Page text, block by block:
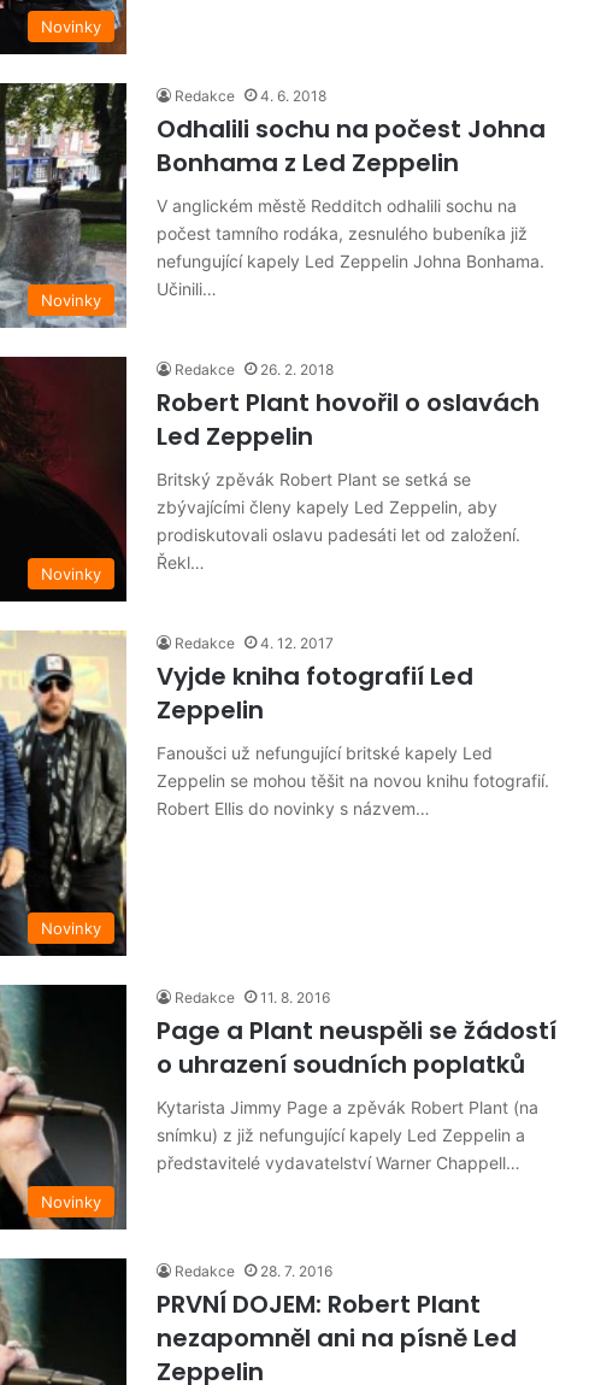
Novinky
Novinky
Redakce 4. 6. 2018
Odhalili sochu na počest Johna
Bonhama z Led Zeppelin
V anglickém městě Redditch odhalili sochu na
počest tamního rodáka, zesnulého bubeníka již
nefungující kapely Led Zeppelin Johna Bonhama.
Učinili…
Novinky
Redakce 26. 2. 2018
Robert Plant hovořil o oslavách
Led Zeppelin
Britský zpěvák Robert Plant se setká se
zbývajícími členy kapely Led Zeppelin, aby
prodiskutovali oslavu padesáti let od založení.
Řekl…
Novinky
Redakce 4. 12. 2017
Vyjde kniha fotografií Led
Zeppelin
Fanoušci už nefungující britské kapely Led
Zeppelin se mohou těšit na novou knihu fotografií.
Robert Ellis do novinky s názvem…
Novinky
Redakce 11. 8. 2016
Page a Plant neuspěli se žádostí
o uhrazení soudních poplatků
Kytarista Jimmy Page a zpěvák Robert Plant (na
snímku) z již nefungující kapely Led Zeppelin a
představitelé vydavatelství Warner Chappell…
Redakce 28. 7. 2016
PRVNÍ DOJEM: Robert Plant
nezapomněl ani na písně Led
Zeppelin